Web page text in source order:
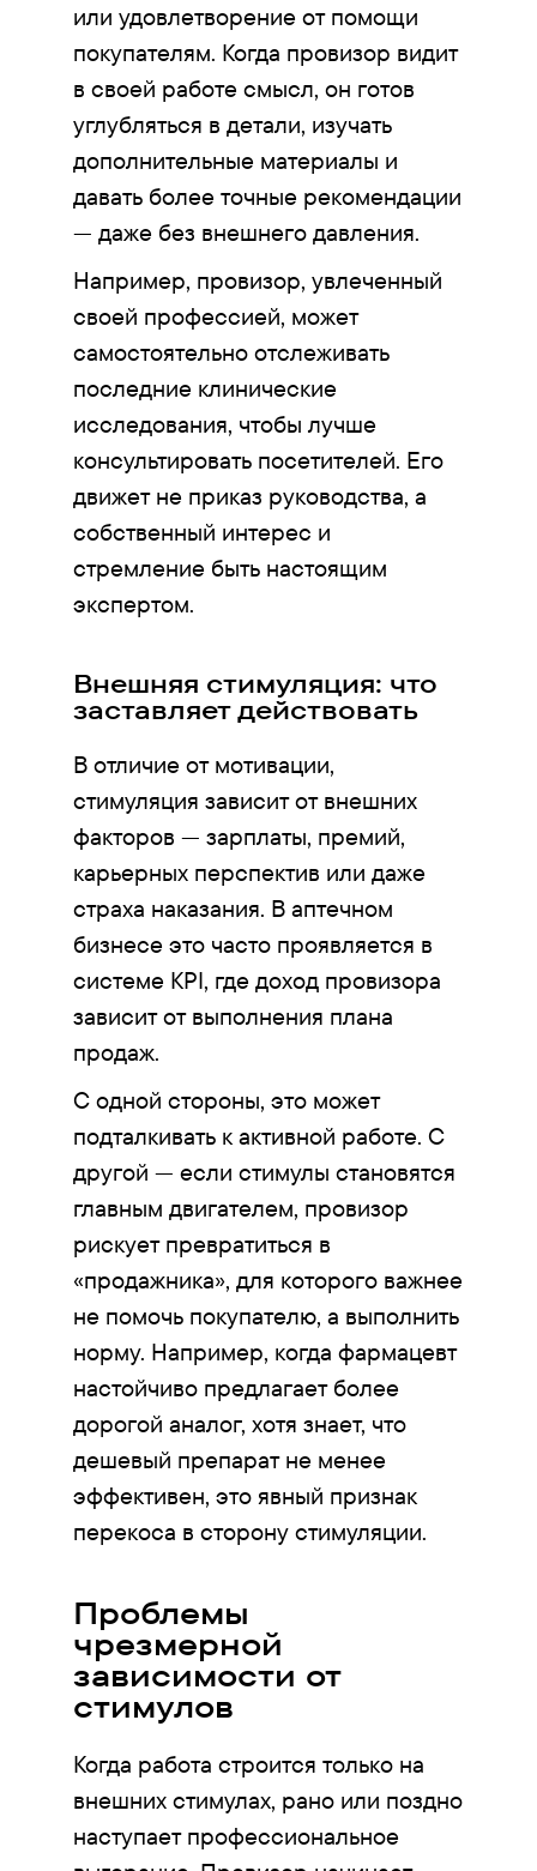
или удовлетворение от помощи
покупателям. Когда провизор видит
в своей работе смысл, он готов
углубляться в детали, изучать
дополнительные материалы и
давать более точные рекомендации
— даже без внешнего давления.
Например, провизор, увлеченный
своей профессией, может
самостоятельно отслеживать
последние клинические
исследования, чтобы лучше
консультировать посетителей. Его
движет не приказ руководства, а
собственный интерес и
стремление быть настоящим
экспертом.
Внешняя стимуляция: что
заставляет действовать
В отличие от мотивации,
стимуляция зависит от внешних
факторов — зарплаты, премий,
карьерных перспектив или даже
страха наказания. В аптечном
бизнесе это часто проявляется в
системе KPI, где доход провизора
зависит от выполнения плана
продаж.
С одной стороны, это может
подталкивать к активной работе. С
другой — если стимулы становятся
главным двигателем, провизор
рискует превратиться в
«продажника», для которого важнее
не помочь покупателю, а выполнить
норму. Например, когда фармацевт
настойчиво предлагает более
дорогой аналог, хотя знает, что
дешевый препарат не менее
эффективен, это явный признак
перекоса в сторону стимуляции.
Проблемы
чрезмерной
зависимости от
стимулов
Когда работа строится только на
внешних стимулах, рано или поздно
наступает профессиональное